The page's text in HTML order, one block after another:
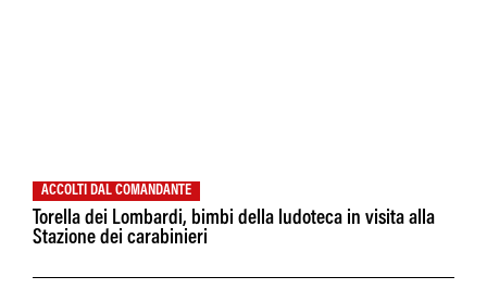
ACCOLTI DAL COMANDANTE
Torella dei Lombardi, bimbi della ludoteca in visita alla
Stazione dei carabinieri